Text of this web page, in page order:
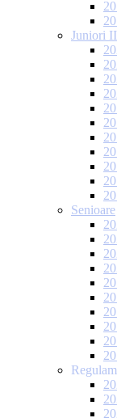
Juniori
Senioare